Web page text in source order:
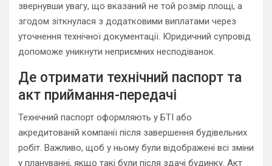
звернувши увагу, що вказаний не той розмір площі, а
згодом зіткнулася з додатковими виплатами через
уточнення технічної документації. Юридичний супровід
допоможе уникнути неприємних несподіванок.
Де отримати технічний паспорт та
акт приймання-передачі
Технічний паспорт оформляють у БТІ або
акредитованій компанії після завершення будівельних
робіт. Важливо, щоб у ньому були відображені всі зміни
у плануванні, якщо такі були після здачі будинку. Акт